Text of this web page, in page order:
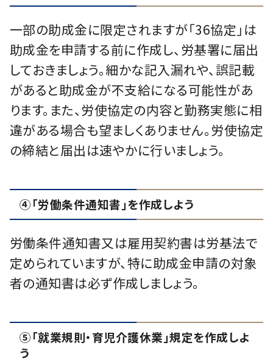
一部の助成金に限定されますが「36協定」は
助成金を申請する前に作成し、労基署に届出
しておきましょう。細かな記入漏れや、誤記載
があると助成金が不支給になる可能性があ
ります。また、労使協定の内容と勤務実態に相
違がある場合も望ましくありません。労使協定
の締結と届出は速やかに行いましょう。
④「労働条件通知書」を作成しよう
労働条件通知書又は雇用契約書は労基法で
定められていますが、特に助成金申請の対象
者の通知書は必ず作成しましょう。
⑤「就業規則・育児介護休業」規定を作成しよ
う